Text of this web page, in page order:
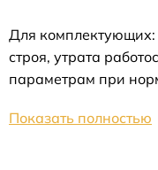
Для
строя, утрата
параметрам при
Показать полностью